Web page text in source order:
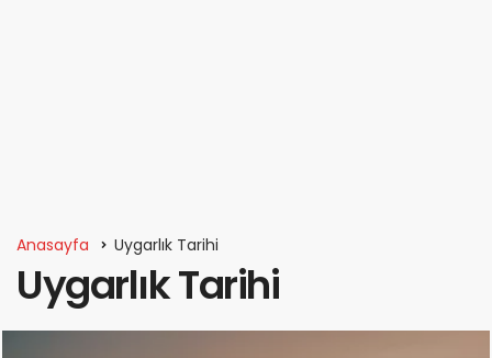
Anasayfa Uygarlık Tarihi
Uygarlık Tarihi